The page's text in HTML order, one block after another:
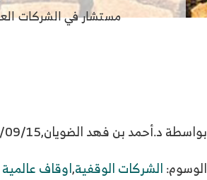
مستشار في الشركات
بواسطة د.أحمد بن فهد الضويان,15 ,
الوسوم:الشركات الوقفية,اوقاف عالمية